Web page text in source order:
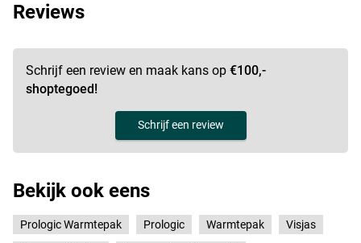
Reviews
Schrijf een review en maak kans op €100,-
shoptegoed!
Schrijf een review
Bekijk ook eens
Prologic Warmtepak Prologic Warmtepak Visjas